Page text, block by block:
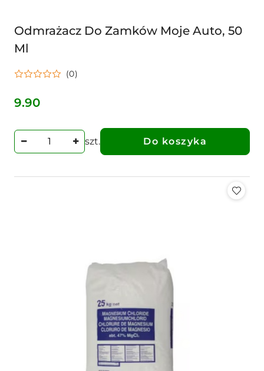
Odmrażacz Do Zamków Moje Auto, 50
Ml
(0)
Cena:
9.90
szt. Do koszyka